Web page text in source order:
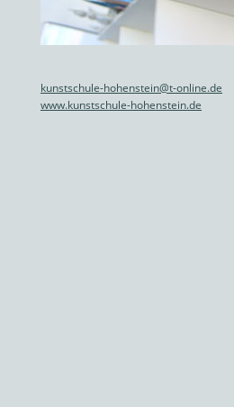
kunstschule-hohenstein@t-online.de
www.kunstschule-hohenstein.de